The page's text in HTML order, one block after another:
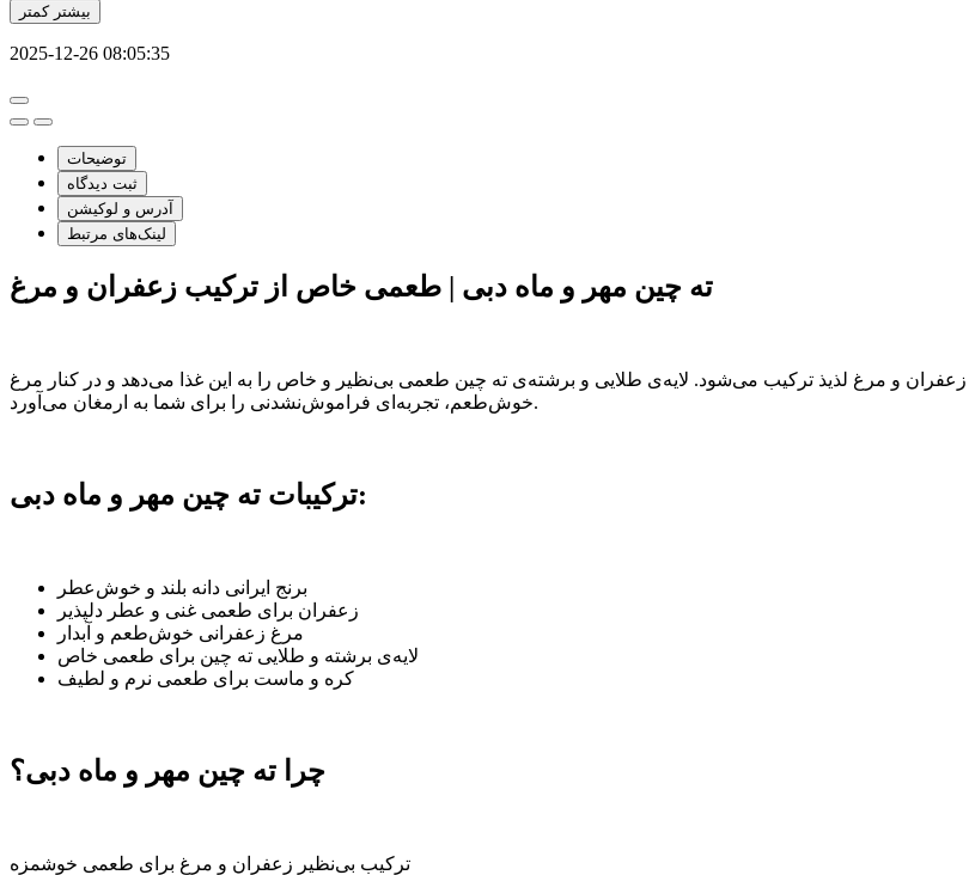
بیشتر کمتر
2025-12-26 08:05:35
توضیحات
ثبت دیدگاه
آدرس و لوکیشن
لینک‌های مرتبط
ته چین مهر و ماه دبی | طعمی خاص از ترکیب زعفران و مرغ
زعفران و مرغ لذیذ ترکیب می‌شود. لایه‌ی طلایی و برشته‌ی ته چین طعمی بی‌نظیر و خاص را به این غذا می‌دهد و در کنار مرغ
خوش‌طعم، تجربه‌ای فراموش‌نشدنی را برای شما به ارمغان می‌آورد.
ترکیبات ته چین مهر و ماه دبی:
برنج ایرانی دانه بلند و خوش‌عطر
زعفران برای طعمی غنی و عطر دلپذیر
مرغ زعفرانی خوش‌طعم و آبدار
لایه‌ی برشته و طلایی ته چین برای طعمی خاص
کره و ماست برای طعمی نرم و لطیف
چرا ته چین مهر و ماه دبی؟
ترکیب بی‌نظیر زعفران و مرغ برای طعمی خوشمزه